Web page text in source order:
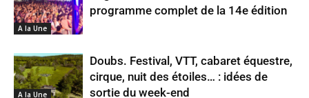
A la Une
programme complet de la 14e édition
A la Une
Doubs. Festival, VTT, cabaret équestre,
cirque, nuit des étoiles… : idées de
sortie du week-end